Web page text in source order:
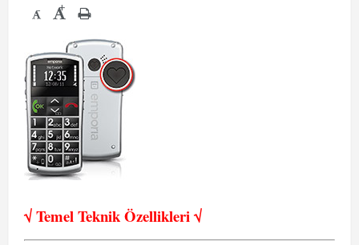
- +
√ Temel Teknik Özellikleri √